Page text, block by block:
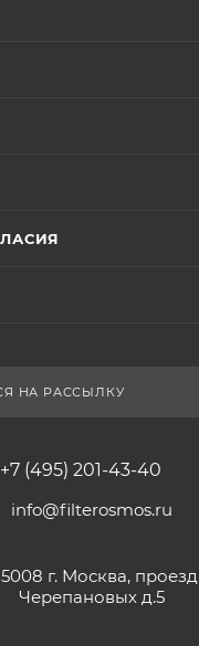
НА РАССЫЛКУ
+7 (495) 201-43-40
info@filterosmos.ru
г. Москва, проезд
Черепановых д.5